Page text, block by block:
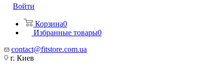
Войти
Корзина0
Избранные товары0
contact@fitstore.com.ua
г. Киев